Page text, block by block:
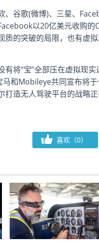
、谷歌(微博)、三星、
以20亿美元收购
质的突破的局限，也有虚
有将“宝”全部压在虚拟现
马和Mobileye共同宣布将
造无人驾驶平台的战略正
喜欢（0）